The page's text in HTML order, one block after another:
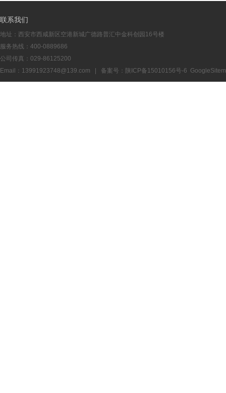
联系我们
地址：西安市西咸新区空港新城广德路普汇中金科创园16号楼
服务热线：400-0889686
公司传真：029-86125200
Email：13991923748@139.com | 备案号： 陕ICP备15010156号-6